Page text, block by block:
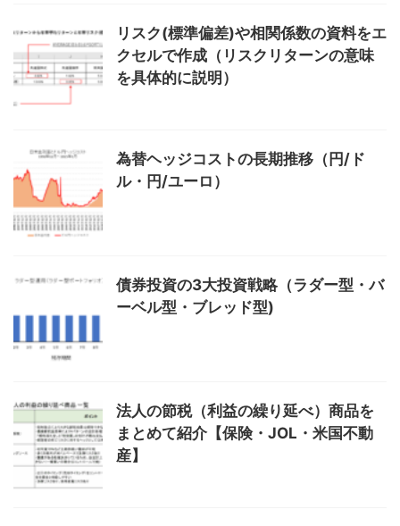
リスク(標準偏差)や相関係数の資料をエ
クセルで作成（リスクリターンの意味
を具体的に説明）
為替ヘッジコストの長期推移（円/ド
ル・円/ユーロ）
債券投資の3大投資戦略（ラダー型・バ
ーベル型・ブレッド型)
法人の節税（利益の繰り延べ）商品を
まとめて紹介【保険・JOL・米国不動
産】